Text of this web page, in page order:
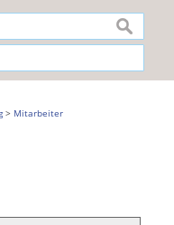
suchen
> Mitarbeiter